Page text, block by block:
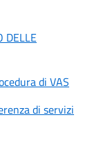
DELLE
di VAS
di servizi